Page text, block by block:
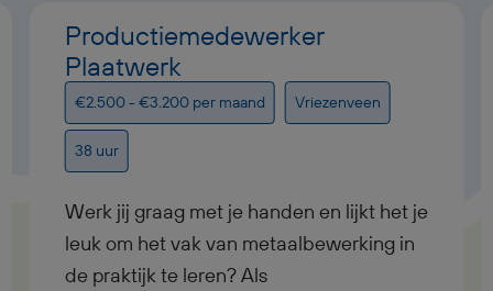
Productiemedewerker
Plaatwerk
€2.500 - €3.200 per maand Vriezenveen
38 uur
Werk jij graag met je handen en lijkt het je
leuk om het vak van metaalbewerking in
de praktijk te leren? Als